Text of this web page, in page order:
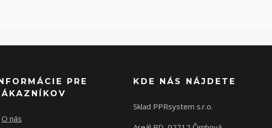
PRE
O nás
KDE NÁS NÁJDETE
Sklad PPRsystem s.r.o.